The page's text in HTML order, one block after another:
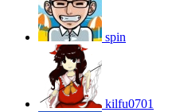
spin
kilfu0701